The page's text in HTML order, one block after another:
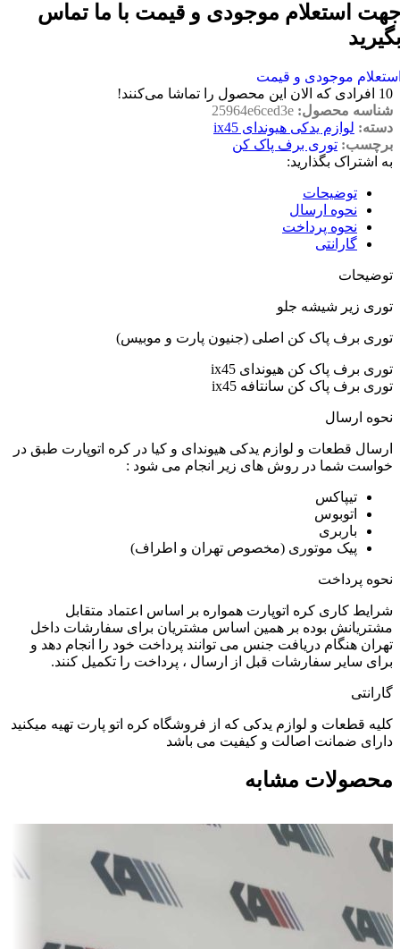
استعلام موجودی و قیمت با ما تماس
موجودی و قیمت
10 افرادی که الان این محصول را تماشا می‌کنند!
شناسه محصول: 25964e6ced3e
دسته: لوازم یدکی هیوندای ix45
برچسب: توری برف پاک کن
به اشتراک بگذارید:
توضیحات
نحوه ارسال
نحوه پرداخت
گارانتی
توضیحات
توری زیر شیشه جلو
توری برف پاک کن اصلی (جنیون پارت و موبیس)
توری برف پاک کن هیوندای ix45
توری برف پاک کن سانتافه ix45
نحوه ارسال
ارسال قطعات و لوازم یدکی هیوندای و کیا در کره اتوپارت طبق در
خواست شما در روش های زیر انجام می شود :
تیپاکس
اتوبوس
باربری
پیک موتوری (مخصوص تهران و اطراف)
نحوه پرداخت
شرایط کاری کره اتوپارت همواره بر اساس اعتماد متقابل
مشتریانش بوده بر همین اساس مشتریان برای سفارشات داخل
تهران هنگام دریافت جنس می توانند پرداخت خود را انجام دهد و
برای سایر سفارشات قبل از ارسال ، پرداخت را تکمیل کنند.
گارانتی
کلیه قطعات و لوازم یدکی که از فروشگاه کره اتو پارت تهیه میکنید
دارای ضمانت اصالت و کیفیت می باشد
محصولات مشابه